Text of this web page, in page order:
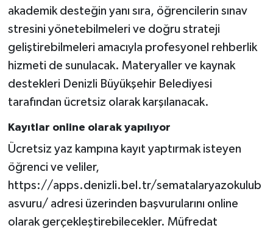
akademik desteğin yanı sıra, öğrencilerin sınav
stresini yönetebilmeleri ve doğru strateji
geliştirebilmeleri amacıyla profesyonel rehberlik
hizmeti de sunulacak. Materyaller ve kaynak
destekleri Denizli Büyükşehir Belediyesi
tarafından ücretsiz olarak karşılanacak.
Kayıtlar online olarak yapılıyor
Ücretsiz yaz kampına kayıt yaptırmak isteyen
öğrenci ve veliler,
https://apps.denizli.bel.tr/sematalaryazokulub
asvuru/ adresi üzerinden başvurularını online
olarak gerçekleştirebilecekler. Müfredat